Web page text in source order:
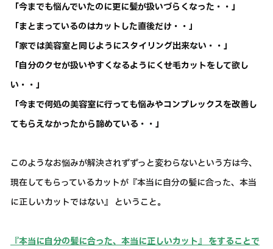
「今までも悩んでいたのに更に髪が扱いづらくなった・・」
「まとまっているのはカットした直後だけ・・」
「家では美容室と同じようにスタイリング出来ない・・」
「自分のクセが扱いやすくなるようにくせ毛カットをして欲し
い・・」
「今まで何処の美容室に行っても悩みやコンプレックスを改善し
てもらえなかったから諦めている・・」
このようなお悩みが解決されずずっと変わらないという方は今、
現在してもらっているカットが『本当に自分の髪に合った、本当
に正しいカットではない』 ということ。
『本当に自分の髪に合った、本当に正しいカット』 をすることで